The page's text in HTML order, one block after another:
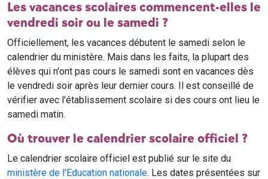
Les vacances scolaires commencent-elles le
vendredi soir ou le samedi ?
Officiellement, les vacances débutent le samedi selon le
calendrier du ministère. Mais dans les faits, la plupart des
élèves qui n'ont pas cours le samedi sont en vacances dès
le vendredi soir après leur dernier cours. Il est conseillé de
vérifier avec l'établissement scolaire si des cours ont lieu le
samedi matin.
Où trouver le calendrier scolaire officiel ?
Le calendrier scolaire officiel est publié sur le site du
ministère de l'Education nationale. Les dates présentées sur